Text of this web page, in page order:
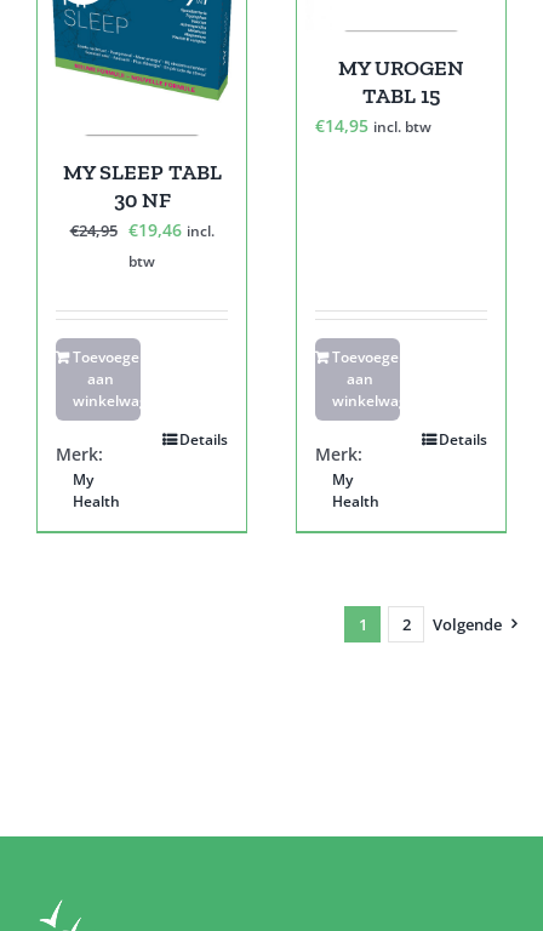
MY SLEEP TABL
30 NF
€24,95 Oorspronkelijke
prijs
€24,95.
€19,46Huidige
€19,46.
incl.
btw
Toevoegen
aan
winkelwagen
Details
Merk:
My
Health
MY UROGEN
TABL 15
€14,95 incl. btw
Toevoegen
aan
winkelwagen
Details
Merk:
My
Health
1 2 Volgende